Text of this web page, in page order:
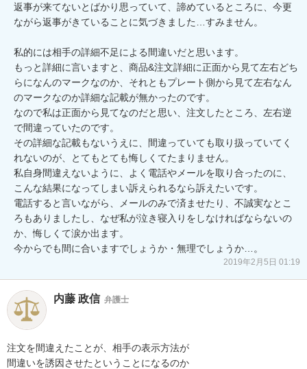
返事が来てないとばかり思っていて、諦めているところに、今更
ながら返事がきていることに気づきました…すみません。
私的には相手の詳細不足による間違いだと思います。
もっと詳細に言いますと、商品&注文詳細に正面から見て左右どち
らになんのマークなのか、それともプレート側から見て左右なん
のマークなのか詳細な記載が無かったのです。
なので私は正面から見てなのだと思い、注文したところ、左右逆
で間違っていたのです。
その詳細な記載もないうえに、間違っていても取り扱っていてく
れないのが、とてもとても悔しくてたまりません。
私自身間違えないように、よく電話やメールを取り合ったのに、
こんな結果になってしまい訴えられるなら訴えたいです。
電話すると言いながら、メールのみで済ませたり、不誠実なとこ
ろもありましたし、なぜ私が泣き寝入りをしなければならないの
か、悔しくて涙か出ます。
今からでも間に合いますでしょうか・無理でしょうか…。
2019年2月5日 01:19
内藤 政信 弁護士
注文を間違えたことが、相手の表示方法が
間違いを誘因させたということになるのか